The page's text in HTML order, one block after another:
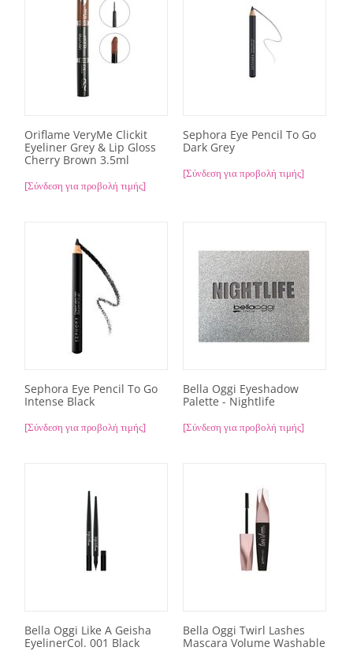
Oriflame VeryMe Clickit
Eyeliner Grey & Lip Gloss
Cherry Brown 3.5ml
[Σύνδεση για προβολή τιμής]
Sephora Eye Pencil To Go
Dark Grey
[Σύνδεση για προβολή τιμής]
Sephora Eye Pencil To Go
Intense Black
[Σύνδεση για προβολή τιμής]
Bella Oggi Eyeshadow
Palette - Nightlife
[Σύνδεση για προβολή τιμής]
Bella Oggi Like A Geisha
EyelinerCol. 001 Black
Bella Oggi Twirl Lashes
Mascara Volume Washable